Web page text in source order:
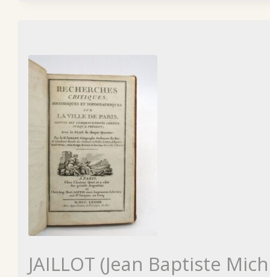
JAILLOT (Jean Baptiste